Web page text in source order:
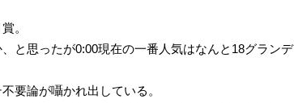
。
と思ったが0:00現在の一番人気はなんと18グランデ
要論が囁かれ出している。